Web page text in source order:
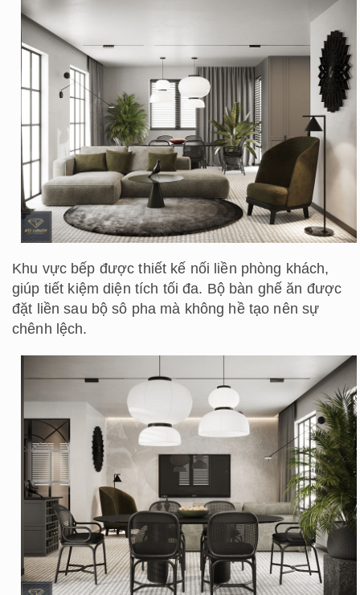
Khu vực bếp được thiết kế nối liền phòng khách,
giúp tiết kiệm diện tích tối đa. Bộ bàn ghế ăn được
đặt liền sau bộ sô pha mà không hề tạo nên sự
chênh lệch.